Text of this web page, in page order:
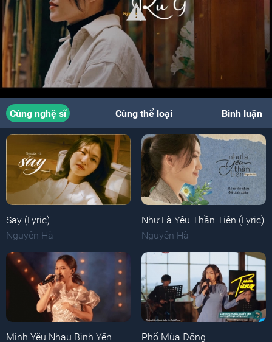
Cùng nghệ sĩ Cùng thể loại Bình luận
Say (Lyric)
Nguyên Hà
Như Là Yêu Thần Tiên (Lyric)
Nguyên Hà
Minh Yêu Nhau Bình Yên
Phố Mùa Đông